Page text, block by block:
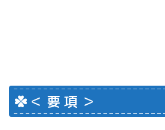
＜ 要 項 ＞